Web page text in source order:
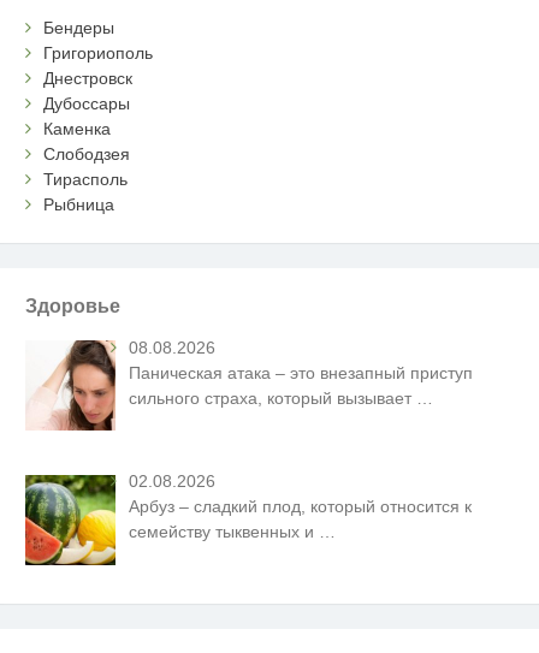
Бендеры
Григориополь
Днестровск
Дубоссары
Каменка
Слободзея
Тирасполь
Рыбница
Здоровье
08.08.2026
Паническая атака – это внезапный приступ
сильного страха, который вызывает
02.08.2026
Арбуз – сладкий плод, который относится к
семейству тыквенных и …